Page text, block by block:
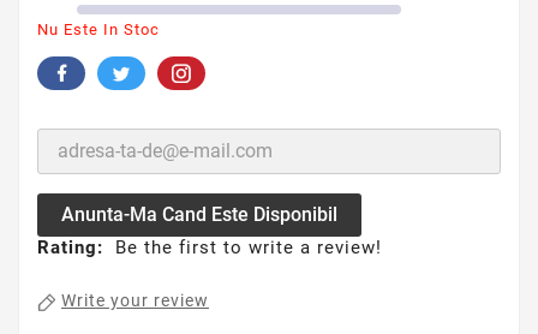
Nu Este In Stoc
Anunta-Ma Cand Este Disponibil
Rating: Be the first to write a review!
Write your review